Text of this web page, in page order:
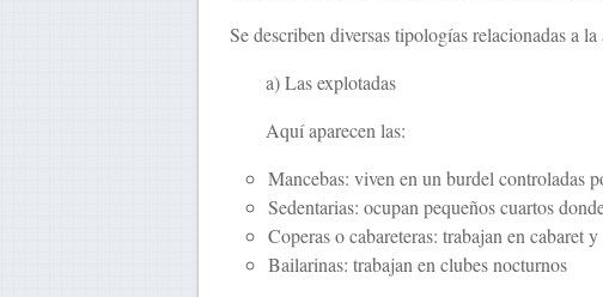
Se describen diversas tipologías relacionadas a
a) Las explotadas
Aquí aparecen las:
Mancebas: viven en un burdel controladas
Sedentarias: ocupan pequeños cuartos
Coperas o cabareteras: trabajan en cabaret
Bailarinas: trabajan en clubes nocturnos